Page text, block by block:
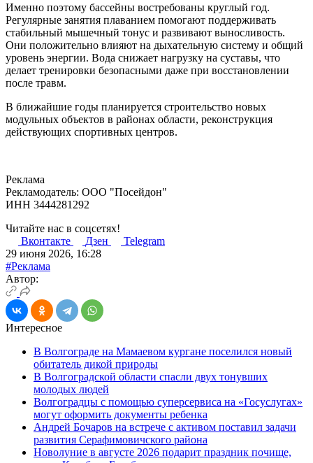
Именно поэтому бассейны востребованы круглый год.
Регулярные занятия плаванием помогают поддерживать
стабильный мышечный тонус и развивают выносливость.
Они положительно влияют на дыхательную систему и общий
уровень энергии. Вода снижает нагрузку на суставы, что
делает тренировки безопасными даже при восстановлении
после травм.
В ближайшие годы планируется строительство новых
модульных объектов в районах области, реконструкция
действующих спортивных центров.
Реклама
Рекламодатель: ООО "Посейдон"
ИНН 3444281292
Читайте нас в соцсетях!
Вконтакте
Дзен
Telegram
29 июня 2026, 16:28
#Реклама
Автор:
Интересное
В Волгограде на Мамаевом кургане поселился новый
обитатель дикой природы
В Волгоградской области спасли двух тонувших
молодых людей
Волгоградцы с помощью суперсервиса на «Госуслугах»
могут оформить документы ребенка
Андрей Бочаров на встрече с активом поставил задачи
развития Серафимовичского района
Новолуние в августе 2026 подарит праздник почище,